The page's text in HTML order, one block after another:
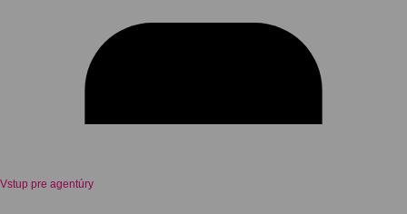
Vstup pre agentúry